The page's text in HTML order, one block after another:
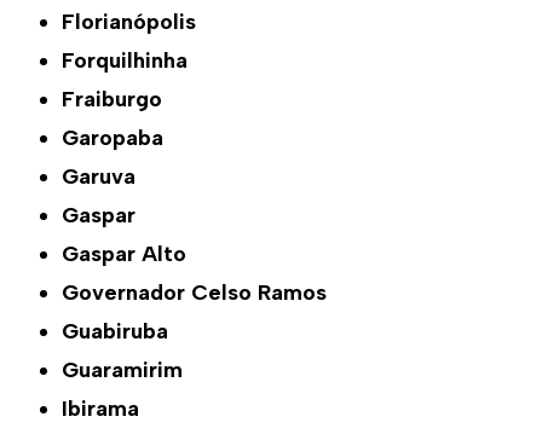
Florianópolis
Forquilhinha
Fraiburgo
Garopaba
Garuva
Gaspar
Gaspar Alto
Governador Celso Ramos
Guabiruba
Guaramirim
Ibirama